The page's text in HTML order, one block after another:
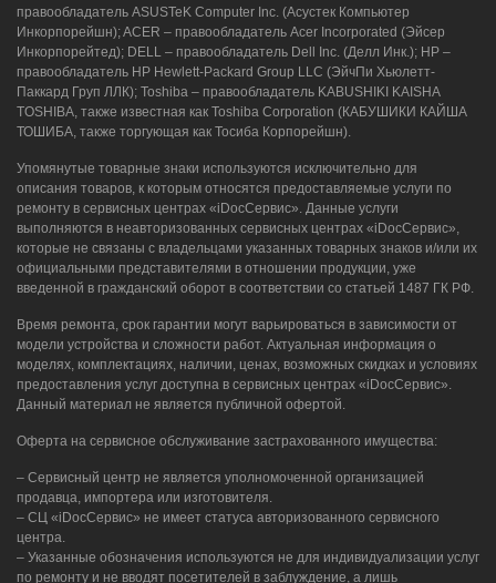
правообладатель ASUSTeK Computer Inc. (Асустек Компьютер
Инкорпорейшн); ACER – правообладатель Acer Incorporated (Эйсер
Инкорпорейтед); DELL – правообладатель Dell Inc. (Делл Инк.); HP –
правообладатель HP Hewlett-Packard Group LLC (ЭйчПи Хьюлетт-
Паккард Груп ЛЛК); Toshiba – правообладатель KABUSHIKI KAISHA
TOSHIBA, также известная как Toshiba Corporation (КАБУШИКИ КАЙША
ТОШИБА, также торгующая как Тосиба Корпорейшн).
Упомянутые товарные знаки используются исключительно для
описания товаров, к которым относятся предоставляемые услуги по
ремонту в сервисных центрах «iDocСервис». Данные услуги
выполняются в неавторизованных сервисных центрах «iDocСервис»,
которые не связаны с владельцами указанных товарных знаков и/или их
официальными представителями в отношении продукции, уже
введенной в гражданский оборот в соответствии со статьей 1487 ГК РФ.
Время ремонта, срок гарантии могут варьироваться в зависимости от
модели устройства и сложности работ. Актуальная информация о
моделях, комплектациях, наличии, ценах, возможных скидках и условиях
предоставления услуг доступна в сервисных центрах «iDocСервис».
Данный материал не является публичной офертой.
Оферта на сервисное обслуживание застрахованного имущества:
– Сервисный центр не является уполномоченной организацией
продавца, импортера или изготовителя.
– СЦ «iDocСервис» не имеет статуса авторизованного сервисного
центра.
– Указанные обозначения используются не для индивидуализации услуг
по ремонту и не вводят посетителей в заблуждение, а лишь